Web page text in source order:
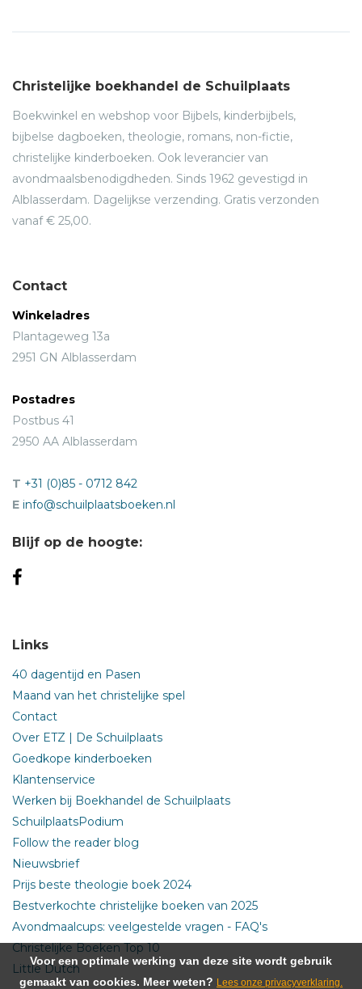
Christelijke boekhandel de Schuilplaats
Boekwinkel en webshop voor Bijbels, kinderbijbels,
bijbelse dagboeken, theologie, romans, non-fictie,
christelijke kinderboeken. Ook leverancier van
avondmaalsbenodigdheden. Sinds 1962 gevestigd in
Alblasserdam. Dagelijkse verzending. Gratis verzonden
vanaf € 25,00.
Contact
Winkeladres
Plantageweg 13a
2951 GN Alblasserdam
Postadres
Postbus 41
2950 AA Alblasserdam
T +31 (0)85 - 0712 842
E info@schuilplaatsboeken.nl
Blijf op de hoogte:
Links
40 dagentijd en Pasen
Maand van het christelijke spel
Contact
Over ETZ | De Schuilplaats
Goedkope kinderboeken
Klantenservice
Werken bij Boekhandel de Schuilplaats
SchuilplaatsPodium
Follow the reader blog
Nieuwsbrief
Prijs beste theologie boek 2024
Bestverkochte christelijke boeken van 2025
Avondmaalcups: veelgestelde vragen - FAQ's
Christelijke Boeken Top 10
Little Dutch
Voor een optimale werking van deze site wordt gebruik
gemaakt van cookies. Meer weten? Lees onze privacyverklaring.